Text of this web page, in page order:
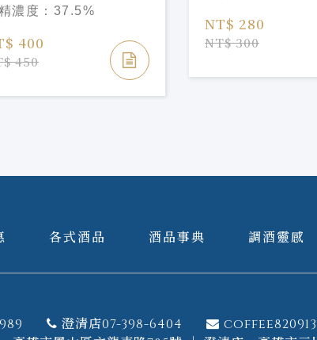
濃度： 37.5%
400
450
NT$ 280
NT$ 300
各式酒品 酒品事典 調酒靈感
澄清店07-398-6404